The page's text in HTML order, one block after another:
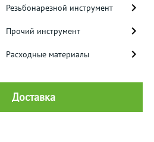
Резьбонарезной инструмент
Прочий инструмент
Расходные материалы
Доставка